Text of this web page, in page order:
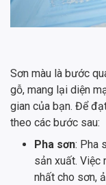
Sơn màu là bước
gỗ, mang lại diện
gian của bạn. Để
theo các bước sau:
Pha sơn: Pha
sản xuất. Việc
nhất cho sơn,